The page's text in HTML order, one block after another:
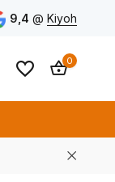
9,4 @ Kiyoh
0